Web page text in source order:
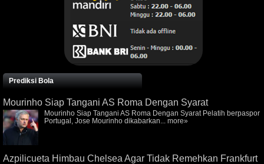
Prediksi Bola
Mourinho Siap Tangani AS Roma Dengan Syarat
Mourinho Siap Tangani AS Roma Dengan Syarat Pelatih berpaspor
Portugal, Jose Mourinho dikabarkan... more»
Azpilicueta Himbau Chelsea Agar Tidak Remehkan Frankfurt